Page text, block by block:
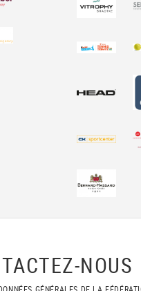
NOUS
GÉNÉRALES DE LA